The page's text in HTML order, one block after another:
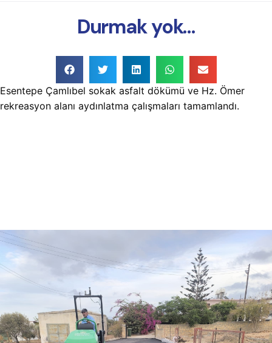
Durmak yok…
Esentepe Çamlıbel sokak asfalt dökümü ve Hz. Ömer
rekreasyon alanı aydınlatma çalışmaları tamamlandı.